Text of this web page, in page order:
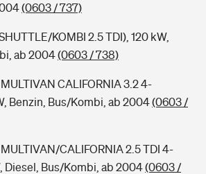
(0603 / 737)
KOMBI 2.5 TDI), 120 kW,
ab 2004(0603 / 738)
CALIFORNIA 3.2 4-
Benzin, Bus/Kombi, ab 2004(0603 /
CALIFORNIA 2.5 TDI 4-
Diesel, Bus/Kombi, ab 2004(0603 /